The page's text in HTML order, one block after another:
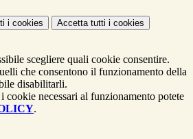
i cookies Accetta tutti i cookies
scegliere quali cookie consentire.
che consentono il funzionamento della
disabilitarli.
cookie necessari al funzionamento potete
.